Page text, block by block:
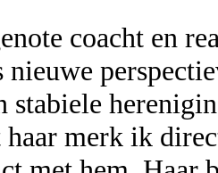
coacht en
nieuwe
stabiele
haar merk ik